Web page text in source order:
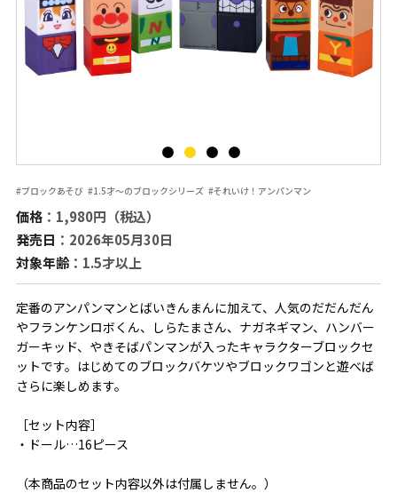
#ブロックあそび #1.5才～のブロックシリーズ #それいけ！アンパンマン
価格：1,980円（税込）
発売日 ：2026年05月30日
対象年齢：1.5才以上
定番のアンパンマンとばいきんまんに加えて、人気のだだんだん
やフランケンロボくん、しらたまさん、ナガネギマン、ハンバー
ガーキッド、やきそばパンマンが入ったキャラクターブロックセ
ットです。はじめてのブロックバケツやブロックワゴンと遊べば
さらに楽しめます。
［セット内容］
・ドール…16ピース
（本商品のセット内容以外は付属しません。）